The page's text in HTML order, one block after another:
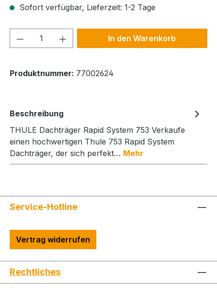
Sofort verfügbar, Lieferzeit: 1-2 Tage
Produkt Anzahl: Gib denIn den Warenkorb
Produktnummer: 77002624
Beschreibung
THULE Dachträger Rapid System 753 Verkaufe
einen hochwertigen Thule 753 Rapid System
Dachträger, der sich perfekt… Mehr
Service-Hotline
Vertrag widerrufen
Rechtliches